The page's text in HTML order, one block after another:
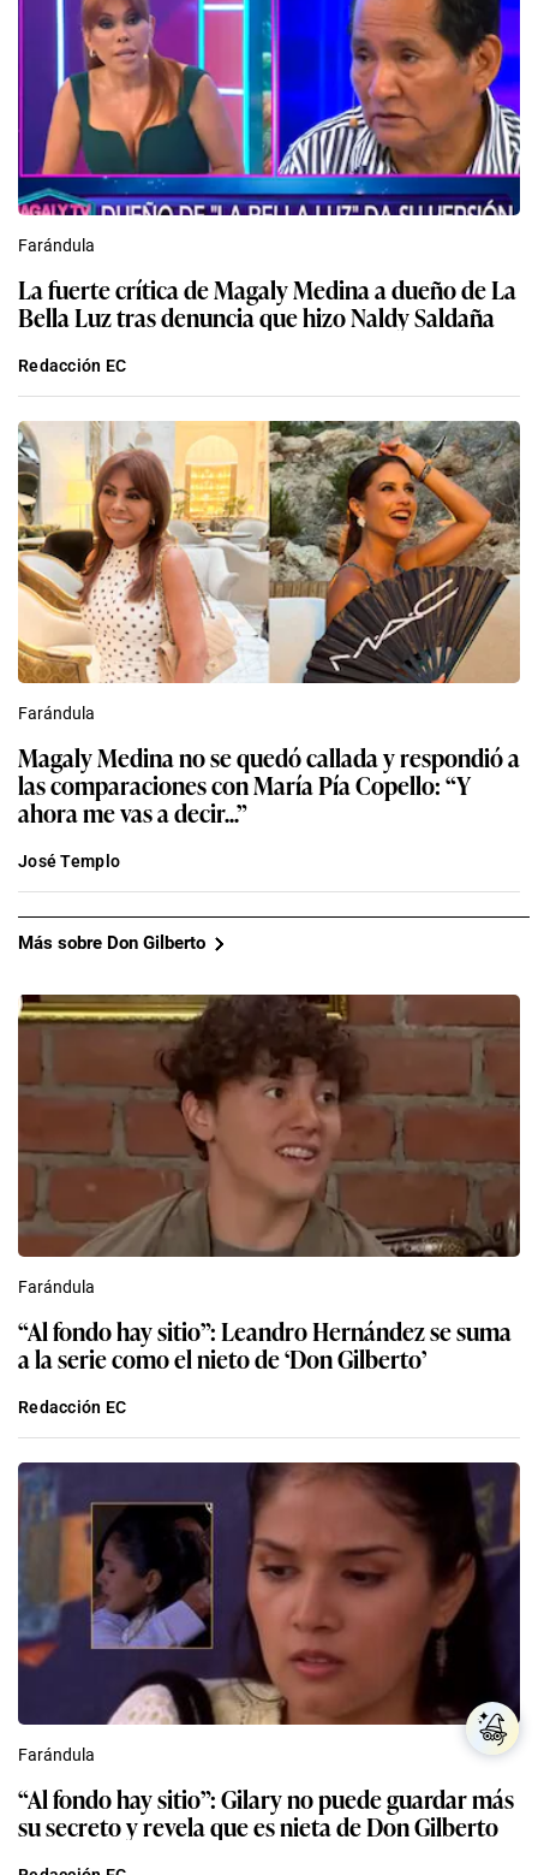
Farándula
La fuerte crítica de Magaly Medina a dueño de La
Bella Luz tras denuncia que hizo Naldy Saldaña
Redacción EC
Farándula
Magaly Medina no se quedó callada y respondió a
las comparaciones con María Pía Copello: “Y
ahora me vas a decir...”
José Templo
Más sobre Don Gilberto
Farándula
“Al fondo hay sitio”: Leandro Hernández se suma
a la serie como el nieto de ‘Don Gilberto’
Redacción EC
Farándula
“Al fondo hay sitio”: Gilary no puede guardar más
su secreto y revela que es nieta de Don Gilberto